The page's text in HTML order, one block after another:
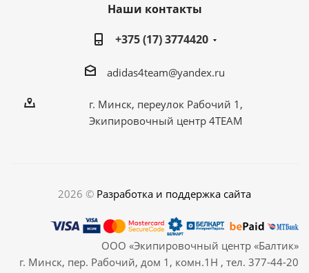
Наши контакты
+375 (17) 3774420
adidas4team@yandex.ru
г. Минск, переулок Рабочий 1,
Экипировочный центр 4TEAM
2026 © Разработка и поддержка сайта
ООО «Экипировочный центр «Балтик»
г. Минск, пер. Рабочий, дом 1, комн.1Н , тел. 377-44-20